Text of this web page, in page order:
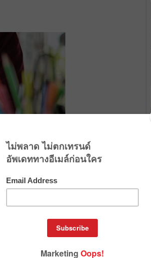
บได้แค่ 1,000 บาท ก็สามารถ